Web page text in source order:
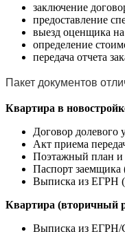
заключение
предоставление
выезд оценщика
определение
передача отчета
Пакет документов
Квартира в
Договор долевого
Акт приема
Поэтажный план и
Паспорт заемщика
Выписка из ЕГРН
Квартира (вторичный
Выписка из ЕГРН/